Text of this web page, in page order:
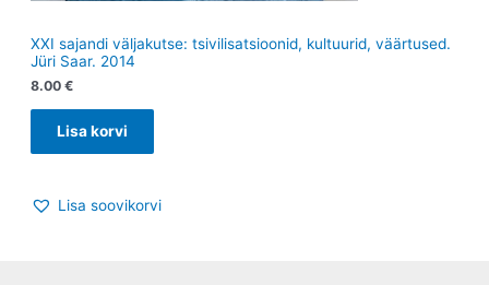
XXI sajandi väljakutse: tsivilisatsioonid, kultuurid, väärtused.
Jüri Saar. 2014
8.00 €
Lisa korvi
Lisa soovikorvi